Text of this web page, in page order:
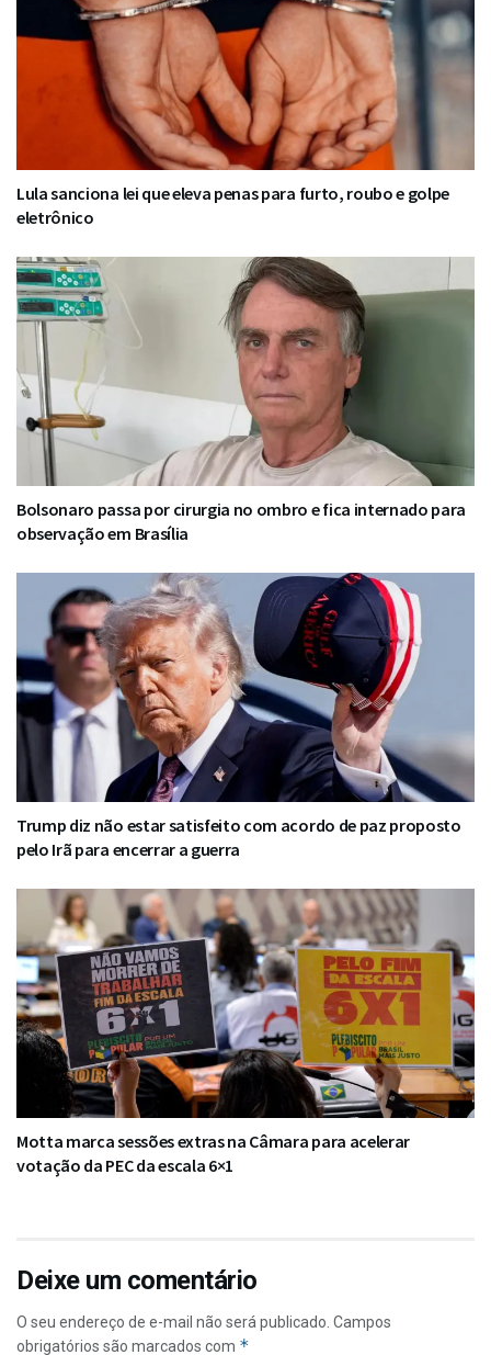
Lula sanciona lei que eleva penas para furto, roubo e golpe
eletrônico
Bolsonaro passa por cirurgia no ombro e fica internado para
observação em Brasília
Trump diz não estar satisfeito com acordo de paz proposto
pelo Irã para encerrar a guerra
Motta marca sessões extras na Câmara para acelerar
votação da PEC da escala 6×1
Deixe um comentário
O seu endereço de e-mail não será publicado. Campos
obrigatórios são marcados com *